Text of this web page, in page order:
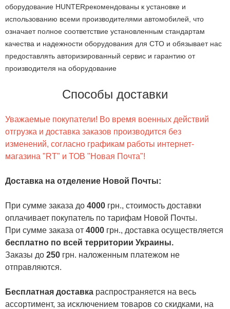
оборудование HUNTERрекомендованы к установке и
использованию всеми производителями автомобилей, что
означает полное соответствие установленным стандартам
качества и надежности оборудования для СТО и обязывает нас
предоставлять авторизированный сервис и гарантию от
производителя на оборудование
Способы доставки
Уважаемые покупатели! Во время военных действий
отгрузка и доставка заказов производится без
изменений, согласно графикам работы интернет-
магазина "RT" и ТОВ "Новая Почта"!
Доставка на отделение Новой Почты:
При сумме заказа до 4000 грн., стоимость доставки
оплачивает покупатель по тарифам Новой Почты.
При сумме заказа от 4000 грн., доставка осуществляется
бесплатно по всей территории Украины.
Заказы до 250 грн. наложенным платежом не
отправляются.
Бесплатная доставка распространяется на весь
ассортимент, за исключением товаров со скидками, на